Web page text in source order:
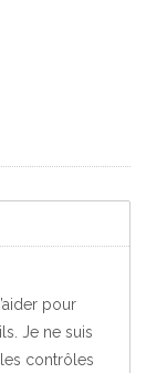
pour
Je ne suis
contrôles